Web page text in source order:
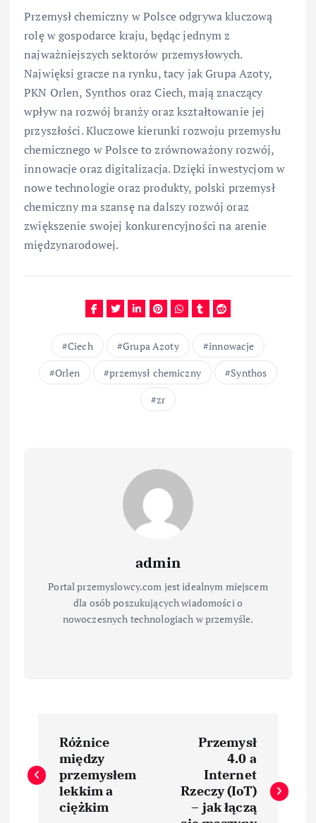
Przemysł chemiczny w Polsce odgrywa kluczową
rolę w gospodarce kraju, będąc jednym z
najważniejszych sektorów przemysłowych.
Najwięksi gracze na rynku, tacy jak Grupa Azoty,
PKN Orlen, Synthos oraz Ciech, mają znaczący
wpływ na rozwój branży oraz kształtowanie jej
przyszłości. Kluczowe kierunki rozwoju przemysłu
chemicznego w Polsce to zrównoważony rozwój,
innowacje oraz digitalizacja. Dzięki inwestycjom w
nowe technologie oraz produkty, polski przemysł
chemiczny ma szansę na dalszy rozwój oraz
zwiększenie swojej konkurencyjności na arenie
międzynarodowej.
Ciech Grupa Azoty
innowacje
Orlen
przemysł chemiczny
Synthos
zr
admin
Portal przemyslowcy.com jest idealnym miejscem
dla osób poszukujących wiadomości o
nowoczesnych technologiach w przemyśle.
a
Różnice
między
przemysłem
lekkim a
ciężkim
Przemysł
4.0 a
Internet
Rzeczy (IoT)
– jak łączą